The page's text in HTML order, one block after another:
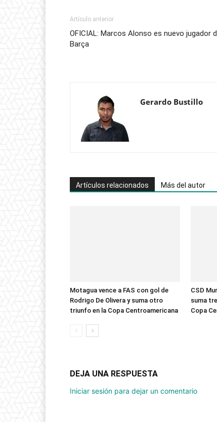
Artículo anterior
OFICIAL: Marcos Alonso es nuevo jugador
Barça
Gerardo Bustillo
Artículos relacionados Más del autor
Motagua vence a FAS con gol de
Rodrigo De Olivera y suma otro
triunfo en la Copa Centroamericana
CSD
suma
Copa
DEJA UNA RESPUESTA
Iniciar sesión para dejar un comentario